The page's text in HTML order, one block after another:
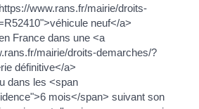
www.rans.fr/mairie/droits-
neuf</a>
France dans une <a
mairie/droits-demarches/?
définitive</a>
dans les <span
mois</span> suivant son